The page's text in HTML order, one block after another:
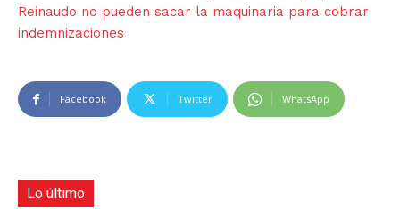
Reinaudo no pueden sacar la maquinaria para cobrar
indemnizaciones
Facebook Twitter WhatsApp
Lo último